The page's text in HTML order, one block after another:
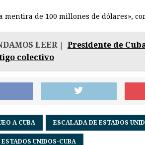
mentira de 100 millones de dólares»,
LEER |
Presidente de
colectivo
A CUBA ESCALADA DE ESTADOS
UNIDOS-CUBA